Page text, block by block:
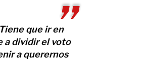
que ir en
a dividir el voto
a querernos